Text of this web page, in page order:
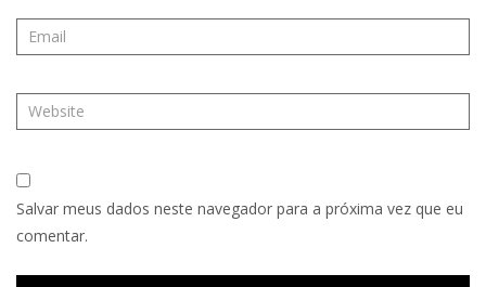
Salvar meus dados neste navegador para a próxima vez que eu
comentar.